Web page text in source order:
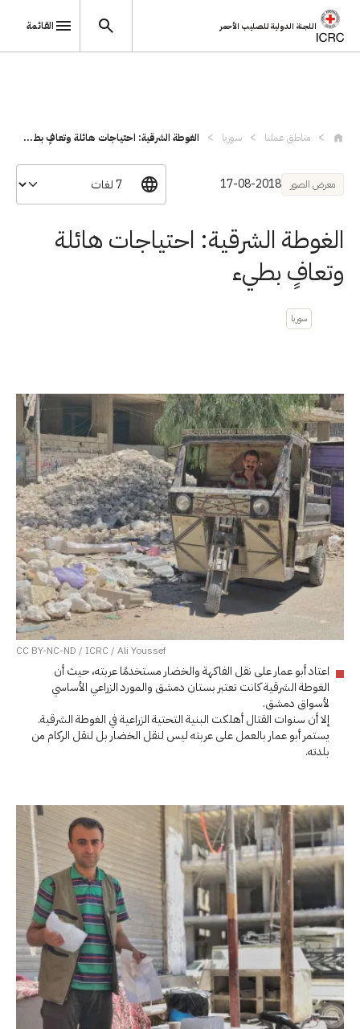
اللجنة الدولية للصليب الأحمر القائمة
مناطق عملنا سوريا الغوطة الشرقية: احتياجات هائلة وتعافٍ بط...
معرض الصور 17-08-2018
الغوطة الشرقية: احتياجات هائلة
وتعافٍ بطيء
سوريا
CC BY-NC-ND / ICRC / Ali Youssef
اعتاد أبو عمار على نقل الفاكهة والخضار مستخدمًا عربته، حيث أن
الغوطة الشرقية كانت تعتبر بستان دمشق والمورد الزراعي الأساسي
لأسواق دمشق.
إلا أن سنوات القتال أهلكت البنية التحتية الزراعية في الغوطة الشرقية.
يستمر أبو عمار بالعمل على عربته ليس لنقل الخضار بل لنقل الركام من
بلدته.